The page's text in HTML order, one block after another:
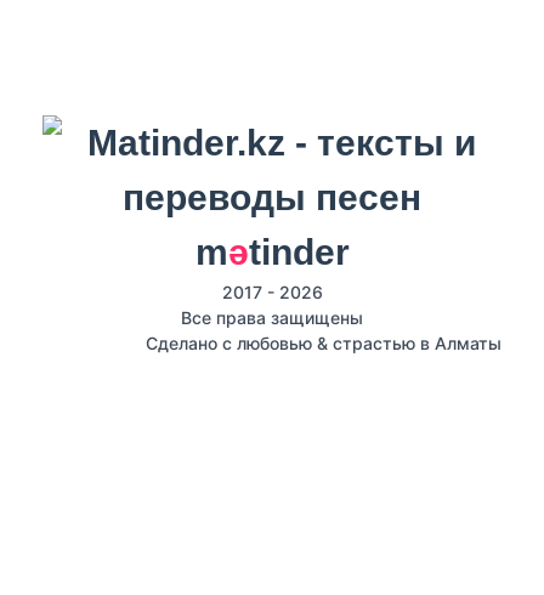
mәtinder
2017 - 2026
Все права защищены
Сделано с любовью & страстью в Алматы